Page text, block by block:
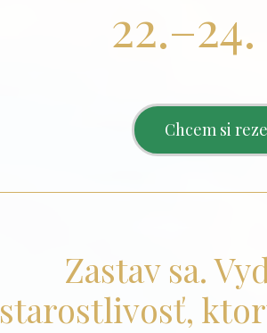
Chcem si
Zastav sa.
starostlivosť,